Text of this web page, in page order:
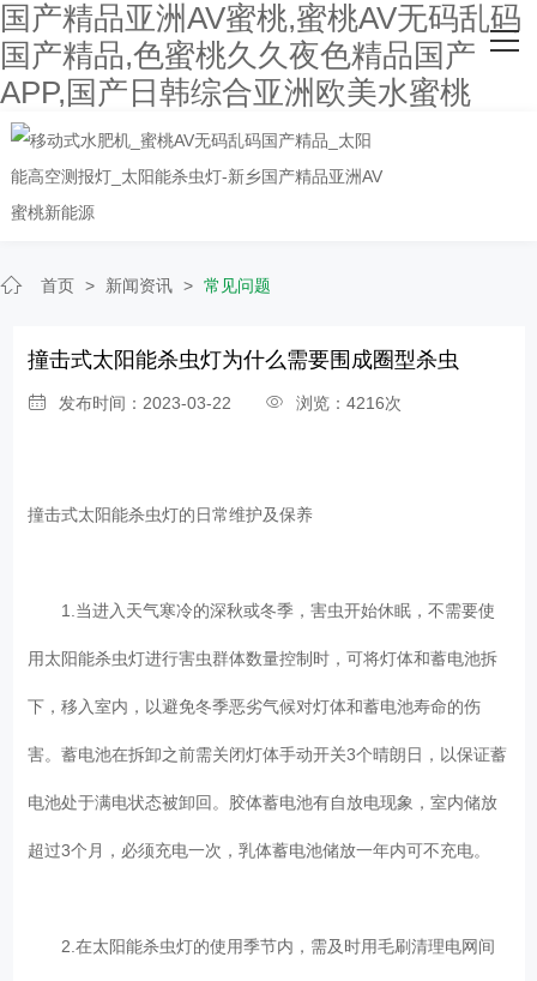
国产精品亚洲AV蜜桃,蜜桃AV无码乱码
国产精品,色蜜桃久久夜色精品国产
APP,国产日韩综合亚洲欧美水蜜桃
网站首页
关于国产精品亚洲AV蜜桃
主营产品
客户案例
人才招聘
联系国产精品亚洲AV蜜桃
首页 > 新闻资讯 > 常见问题
撞击式太阳能杀虫灯为什么需要围成圈型杀虫
发布时间：2023-03-22 浏览：4216次
撞击式太阳能杀虫灯的日常维护及保养
1.当进入天气寒冷的深秋或冬季，害虫开始休眠，不需要使
用太阳能杀虫灯进行害虫群体数量控制时，可将灯体和蓄电池拆
下，移入室内，以避免冬季恶劣气候对灯体和蓄电池寿命的伤
害。蓄电池在拆卸之前需关闭灯体手动开关3个晴朗日，以保证蓄
电池处于满电状态被卸回。胶体蓄电池有自放电现象，室内储放
超过3个月，必须充电一次，乳体蓄电池储放一年内可不充电。
2.在太阳能杀虫灯的使用季节内，需及时用毛刷清理电网间